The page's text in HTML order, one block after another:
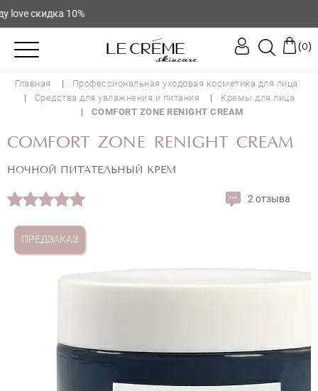
скидка 10%
(0)
Главная
Профессиональная уходовая косметика для лица
Средства для увлажнения и питания
Кремы для лица
COMFORT ZONE RENIGHT CREAM
COMFORT ZONE RENIGHT CREAM
НОЧНОЙ ПИТАТЕЛЬНЫЙ КРЕМ
2 отзыва
ПРЕДЗАКАЗ